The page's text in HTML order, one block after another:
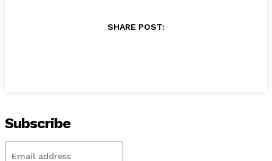
SHARE POST:
Subscribe